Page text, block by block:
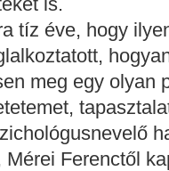
tíz éve, hogy
meg egy olyan
Mérei Ferenctől